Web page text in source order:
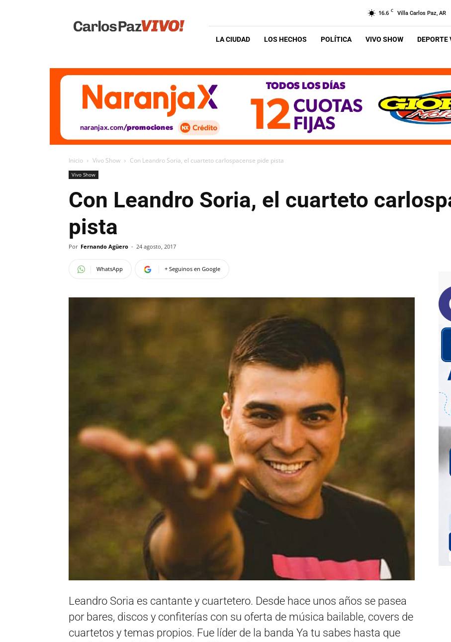
Vivo
16.6 C Villa Carlos Paz, AR
LA CIUDAD LOS HECHOS POLÍTICA VIVO SHOW DEPORTE
Inicio Vivo Show Con Leandro Soria, el cuarteto carlospacense pide pista
Vivo Show
Con Leandro Soria, el cuarteto
pista
Por Fernando Agüero - 24 agosto, 2017
WhatsApp + Seguinos en Google
Leandro Soria es cantante y cuartetero. Desde hace unos años se pasea
por bares, discos y confiterías con su oferta de música bailable, covers de
cuartetos y temas propios. Fue líder de la banda Ya tu sabes hasta que